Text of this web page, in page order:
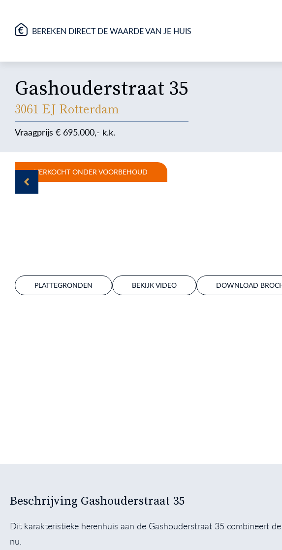
BEREKEN DIRECT DE WAARDE VAN JE HUIS
Gashouderstraat 35
3061 EJ Rotterdam
695.000
VERKOCHT ONDER VOORBEHOUD
PLATTEGRONDEN BEKIJK VIDEO DOWNLOAD
Beschrijving Gashouderstraat 35
Dit karakteristieke herenhuis aan de Gashouderstraat 35 combineert
nu.